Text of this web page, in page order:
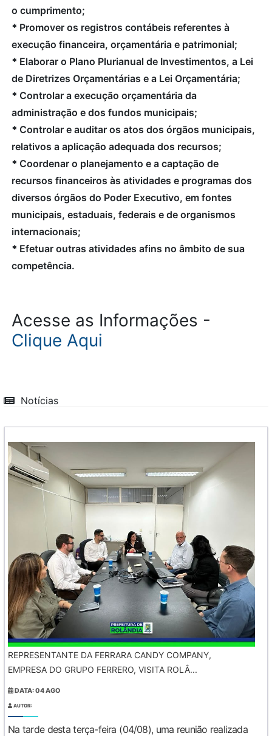
o cumprimento;
* Promover os registros contábeis referentes à
execução financeira, orçamentária e patrimonial;
* Elaborar o Plano Plurianual de Investimentos, a Lei
de Diretrizes Orçamentárias e a Lei Orçamentária;
* Controlar a execução orçamentária da
administração e dos fundos municipais;
* Controlar e auditar os atos dos órgãos municipais,
relativos a aplicação adequada dos recursos;
* Coordenar o planejamento e a captação de
recursos financeiros às atividades e programas dos
diversos órgãos do Poder Executivo, em fontes
municipais, estaduais, federais e de organismos
internacionais;
* Efetuar outras atividades afins no âmbito de sua
competência.
Acesse as Informações -
Clique Aqui
Notícias
REPRESENTANTE DA FERRARA CANDY COMPANY,
EMPRESA DO GRUPO FERRERO, VISITA ROLÂ...
DATA: 04 AGO
AUTOR:
Na tarde desta terça-feira (04/08), uma reunião realizada